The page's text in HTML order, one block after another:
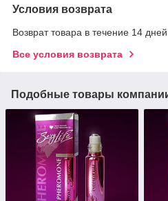
Условия возврата
Возврат товара в течение 14
Все условия возврата
Подобные товары